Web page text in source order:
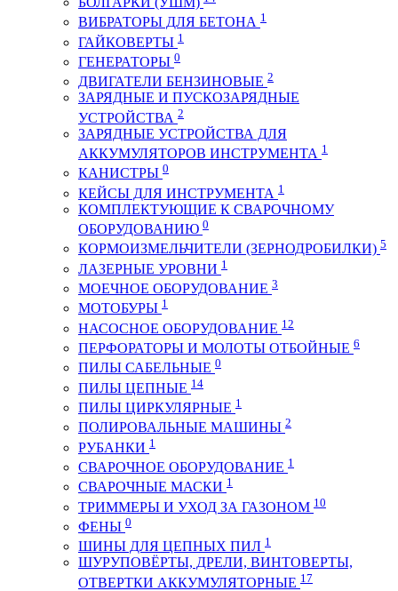
ВИБРАТОРЫ ДЛЯ БЕТОНА 1
ГАЙКОВЕРТЫ 1
ГЕНЕРАТОРЫ 0
ДВИГАТЕЛИ БЕНЗИНОВЫЕ 2
ЗАРЯДНЫЕ И ПУСКОЗАРЯДНЫЕ
УСТРОЙСТВА 2
ЗАРЯДНЫЕ УСТРОЙСТВА ДЛЯ
АККУМУЛЯТОРОВ ИНСТРУМЕНТА 1
КАНИСТРЫ 0
КЕЙСЫ ДЛЯ ИНСТРУМЕНТА 1
КОМПЛЕКТУЮЩИЕ К СВАРОЧНОМУ
ОБОРУДОВАНИЮ 0
КОРМОИЗМЕЛЬЧИТЕЛИ (ЗЕРНОДРОБИЛКИ) 5
ЛАЗЕРНЫЕ УРОВНИ 1
МОЕЧНОЕ ОБОРУДОВАНИЕ 3
МОТОБУРЫ 1
НАСОСНОЕ ОБОРУДОВАНИЕ 12
ПЕРФОРАТОРЫ И МОЛОТЫ ОТБОЙНЫЕ 6
ПИЛЫ САБЕЛЬНЫЕ 0
ПИЛЫ ЦЕПНЫЕ 14
ПИЛЫ ЦИРКУЛЯРНЫЕ 1
ПОЛИРОВАЛЬНЫЕ МАШИНЫ 2
РУБАНКИ 1
СВАРОЧНОЕ ОБОРУДОВАНИЕ 1
СВАРОЧНЫЕ МАСКИ 1
ТРИММЕРЫ И УХОД ЗА ГАЗОНОМ 10
ФЕНЫ 0
ШИНЫ ДЛЯ ЦЕПНЫХ ПИЛ 1
ШУРУПОВЁРТЫ, ДРЕЛИ, ВИНТОВЕРТЫ,
ОТВЕРТКИ АККУМУЛЯТОРНЫЕ 17